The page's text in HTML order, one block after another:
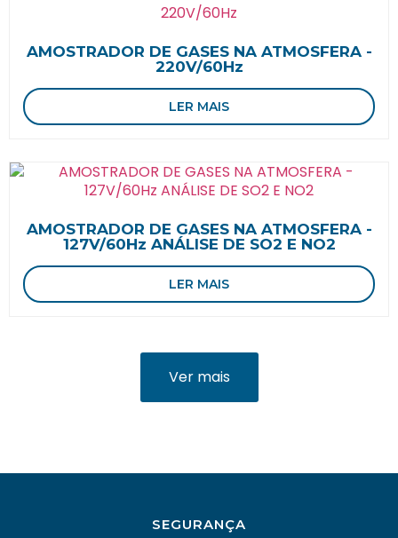
AMOSTRADOR DE GASES NA ATMOSFERA -
220V/60Hz
LER MAIS
AMOSTRADOR DE GASES NA ATMOSFERA -
127V/60Hz ANÁLISE DE SO2 E NO2
LER MAIS
Ver mais
SEGURANÇA